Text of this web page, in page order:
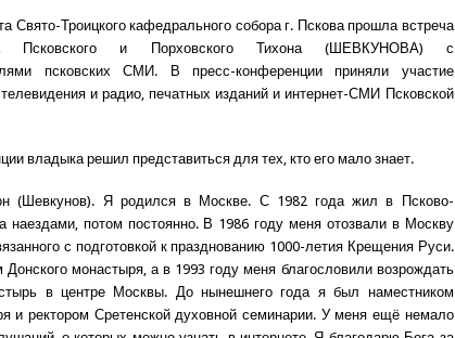
Свято-Троицкого кафедрального собора г. Пскова прошла встреча
Псковского и Порховского Тихона (ШЕВКУНОВА) с
псковских СМИ. В пресс-конференции приняли участие
и радио, печатных изданий и интернет-СМИ Псковской
владыка решил представиться для тех, кто его мало знает.
(Шевкунов). Я родился в Москве. С 1982 года жил в Псково-
наездами, потом постоянно. В 1986 году меня отозвали в Москву
с подготовкой к празднованию 1000-летия Крещения Руси.
монастыря, а в 1993 году меня благословили возрождать
в центре Москвы. До нынешнего года я был наместником
и ректором Сретенской духовной семинарии. У меня ещё немало